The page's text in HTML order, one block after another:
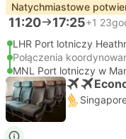
Natychmiastowe
11:20 17:25+1
LHR Port lotniczy
Połączenia
MNL Port lotniczy w